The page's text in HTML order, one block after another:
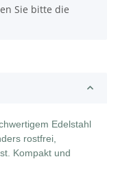
Sie bitte die
Edelstahl
rostfrei,
Kompakt und